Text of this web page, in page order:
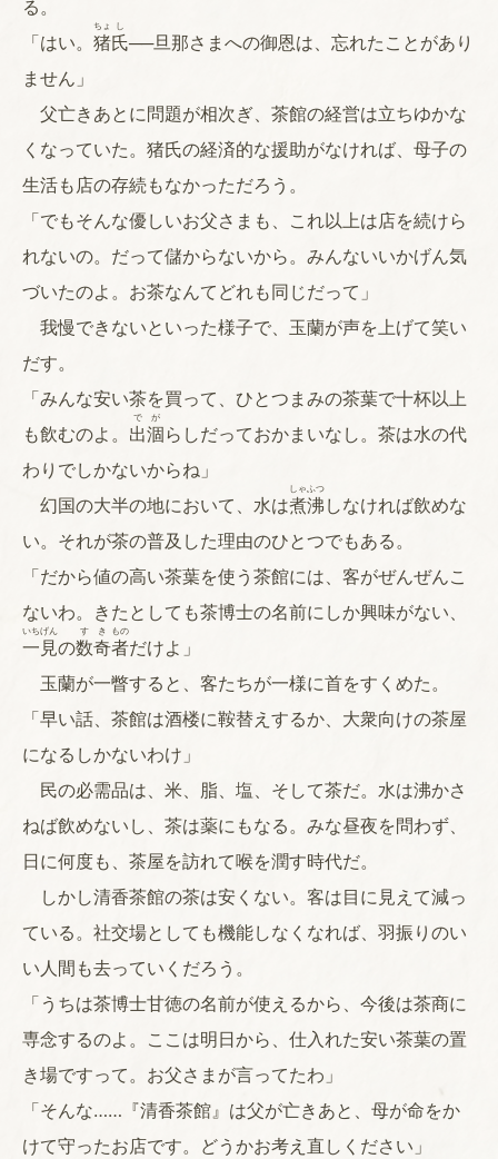
る。
「はい。 猪
ちょ
氏
し
──旦那さまへの御恩は、忘れたことがあり
ません」
父亡きあとに問題が相次ぎ、茶館の経営は立ちゆかな
くなっていた。猪氏の経済的な援助がなければ、母子の
生活も店の存続もなかっただろう。
「でもそんな優しいお父さまも、これ以上は店を続けら
れないの。だって儲からないから。みんないいかげん気
づいたのよ。お茶なんてどれも同じだって」
我慢できないといった様子で、玉蘭が声を上げて笑い
だす。
「みんな安い茶を買って、ひとつまみの茶葉で十杯以上
も飲むのよ。 出
で
涸
が
らしだっておかまいなし。茶は水の代
わりでしかないからね」
幻国の大半の地において、水は煮
しゃ
沸
ふつ
しなければ飲めな
い。それが茶の普及した理由のひとつでもある。
「だから値の高い茶葉を使う茶館には、客がぜんぜんこ
ないわ。きたとしても茶博士の名前にしか興味がない、
一
いち
見
げん
の数
す
奇
き
者
もの
だけよ」
玉蘭が一瞥すると、客たちが一様に首をすくめた。
「早い話、茶館は酒楼に鞍替えするか、大衆向けの茶屋
になるしかないわけ」
民の必需品は、米、脂、塩、そして茶だ。水は沸かさ
ねば飲めないし、茶は薬にもなる。みな昼夜を問わず、
日に何度も、茶屋を訪れて喉を潤す時代だ。
しかし清香茶館の茶は安くない。客は目に見えて減っ
ている。社交場としても機能しなくなれば、羽振りのい
い人間も去っていくだろう。
「うちは茶博士甘徳の名前が使えるから、今後は茶商に
専念するのよ。ここは明日から、仕入れた安い茶葉の置
き場ですって。お父さまが言ってたわ」
「そんな……『清香茶館』は父が亡きあと、母が命をか
けて守ったお店です。どうかお考え直しください」